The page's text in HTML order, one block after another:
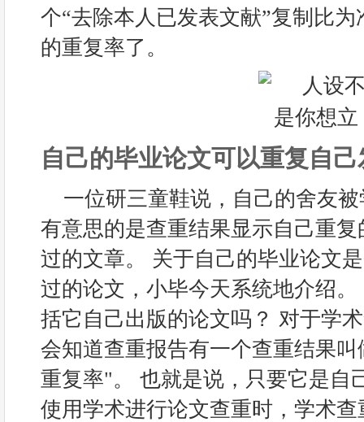
个“去除本人已发表文献”复制比
的重复率了。
自己的毕业论文可以重复自
一位研三童鞋说，自己的舍友
有意思的是查重结果显示自己重
过的文章。 关于自己的毕业论文
过的论文，小毕今天系统地介绍
括它自己出版的论文吗？ 对于学
会知道查重报告有一个查重结果
重复率"。 也就是说，只要它是自
使用学术进行论文查重时，学术